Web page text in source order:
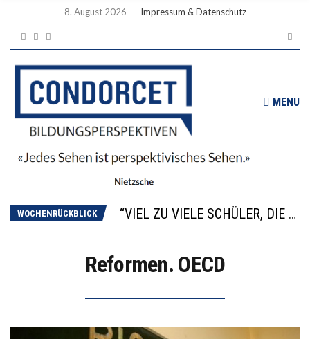
8. August 2026 Impressum & Datenschutz
MENU
WOCHENRÜCKBLICK
“VIEL ZU VIELE SCHÜLER, DIE GEMESSEN AN IHREN FÄHIGKEITEN GAR NICHT ANS GYMNASIUM GEHÖREN”
DIE GANZE HILFLOSIGKEIT DES BILDUNGSBÜRGERTUMS
Reformen. OECD